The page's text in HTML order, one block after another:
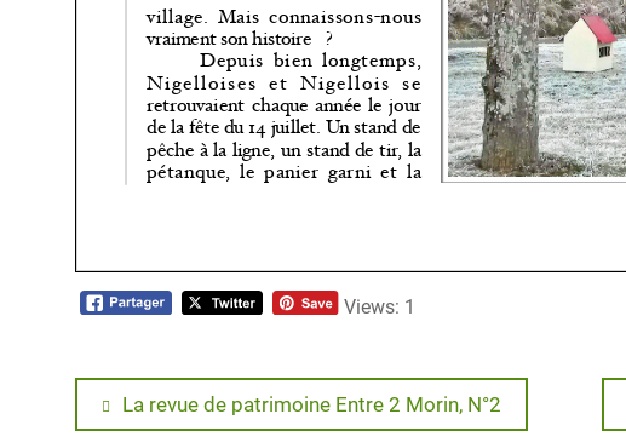
Views: 1
Navigation
Previous
post:
La revue de patrimoine Entre 2 Morin, N°2